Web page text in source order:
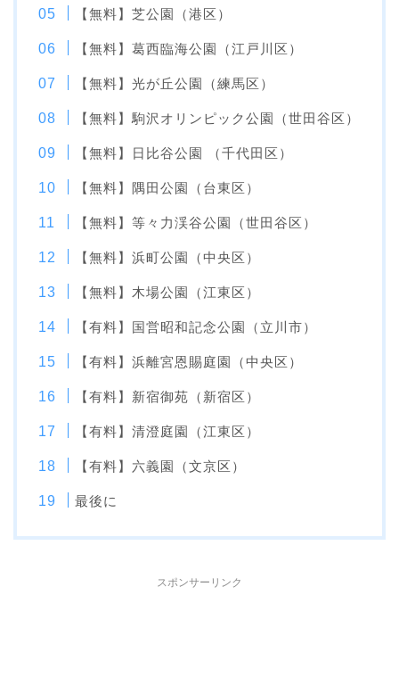
【無料】芝公園（港区）
【無料】葛西臨海公園（江戸川区）
【無料】光が丘公園（練馬区）
【無料】駒沢オリンピック公園（世田谷区）
【無料】日比谷公園 （千代田区）
【無料】隅田公園（台東区）
【無料】等々力渓谷公園（世田谷区）
【無料】浜町公園（中央区）
【無料】木場公園（江東区）
【有料】国営昭和記念公園（立川市）
【有料】浜離宮恩賜庭園（中央区）
【有料】新宿御苑（新宿区）
【有料】清澄庭園（江東区）
【有料】六義園（文京区）
最後に
スポンサーリンク